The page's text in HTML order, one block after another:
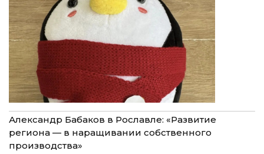
Александр Бабаков в Рославле: «Развитие
региона — в наращивании собственного
производства»